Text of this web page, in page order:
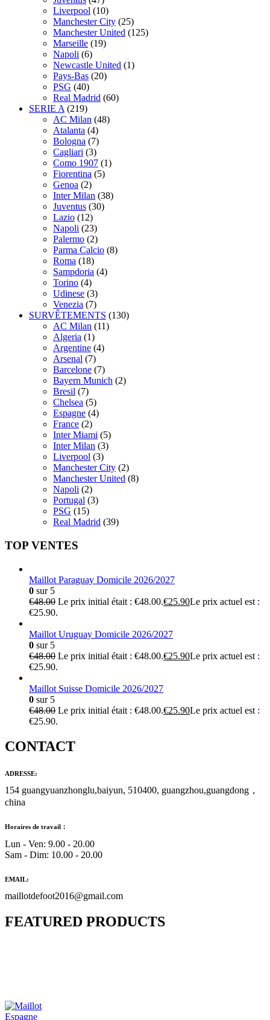
Liverpool (10)
Manchester City (25)
Manchester United (125)
Marseille (19)
Napoli (6)
Newcastle United (1)
Pays-Bas (20)
PSG (40)
Real Madrid (60)
SERIE A (219)
AC Milan (48)
Atalanta (4)
Bologna (7)
Cagliari (3)
Como 1907 (1)
Fiorentina (5)
Genoa (2)
Inter Milan (38)
Juventus (30)
Lazio (12)
Napoli (23)
Palermo (2)
Parma Calcio (8)
Roma (18)
Sampdoria (4)
Torino (4)
Udinese (3)
Venezia (7)
SURVÊTEMENTS (130)
AC Milan (11)
Algeria (1)
Argentine (4)
Arsenal (7)
Barcelone (7)
Bayern Munich (2)
Bresil (7)
Chelsea (5)
Espagne (4)
France (2)
Inter Miami (5)
Inter Milan (3)
Liverpool (3)
Manchester City (2)
Manchester United (8)
Napoli (2)
Portugal (3)
PSG (15)
Real Madrid (39)
TOP VENTES
Maillot Paraguay Domicile 2026/2027
0 sur 5
€48.00 Le prix initial était : €48.00.€25.90Le prix actuel est :
€25.90.
Maillot Uruguay Domicile 2026/2027
0 sur 5
€48.00 Le prix initial était : €48.00.€25.90Le prix actuel est :
€25.90.
Maillot Suisse Domicile 2026/2027
0 sur 5
€48.00 Le prix initial était : €48.00.€25.90Le prix actuel est :
€25.90.
CONTACT
ADRESSE:
154 guangyuanzhonglu,baiyun, 510400, guangzhou,guangdong，
china
Horaires de travail：
Lun - Ven: 9.00 - 20.00
Sam - Dim: 10.00 - 20.00
EMAIL:
maillotdefoot2016@gmail.com
FEATURED PRODUCTS